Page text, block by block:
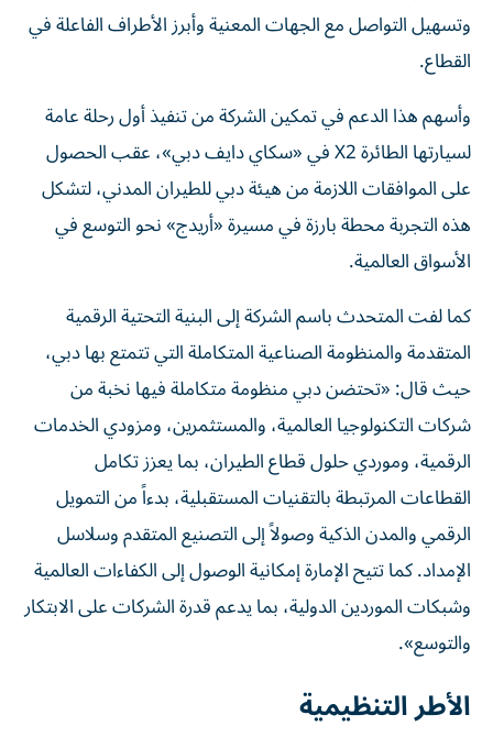
وتسهيل التواصل مع الجهات المعنية وأبرز الأطراف الفاعلة في
القطاع.
وأسهم هذا الدعم في تمكين الشركة من تنفيذ أول رحلة عامة
لسيارتها الطائرة X2 في «سكاي دايف دبي»، عقب الحصول
على الموافقات اللازمة من هيئة دبي للطيران المدني، لتشكل
هذه التجربة محطة بارزة في مسيرة «أريدج» نحو التوسع في
الأسواق العالمية.
كما لفت المتحدث باسم الشركة إلى البنية التحتية الرقمية
المتقدمة والمنظومة الصناعية المتكاملة التي تتمتع بها دبي،
حيث قال: «تحتضن دبي منظومة متكاملة فيها نخبة من
شركات التكنولوجيا العالمية، والمستثمرين، ومزودي الخدمات
الرقمية، وموردي حلول قطاع الطيران، بما يعزز تكامل
القطاعات المرتبطة بالتقنيات المستقبلية، بدءاً من التمويل
الرقمي والمدن الذكية وصولاً إلى التصنيع المتقدم وسلاسل
الإمداد. كما تتيح الإمارة إمكانية الوصول إلى الكفاءات العالمية
وشبكات الموردين الدولية، بما يدعم قدرة الشركات على الابتكار
والتوسع».
الأطر التنظيمية